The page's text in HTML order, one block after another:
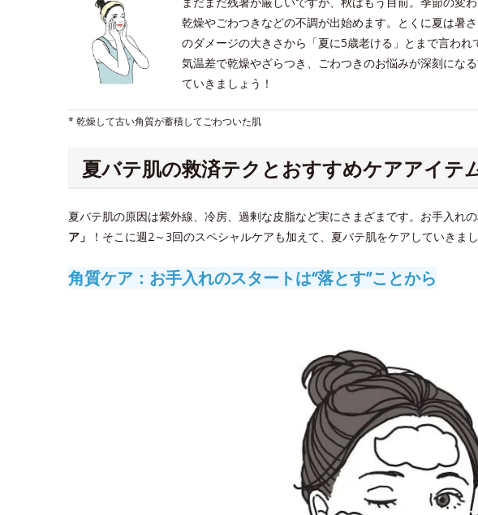
乾燥やごわつきなどの不調が出始めます。とくに夏は暑
のダメージの大きさから「夏に5歳老ける」とまで言わ
気温差で乾燥やざらつき、ごわつきのお悩みが深刻にな
ていきましょう！
* 乾燥して古い角質が蓄積してごわついた肌
夏バテ肌の救済テクとおすすめケアアイテ
夏バテ肌の原因は紫外線、冷房、過剰な皮脂など実にさまざまです。お手入れの
ア」
！そこに週2～3回のスペシャルケアも加えて、夏バテ肌をケアしていきまし
角質ケア：お手入れのスタートは“落とす”ことから